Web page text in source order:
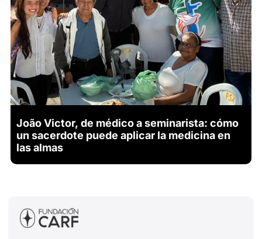
João Victor, de médico a seminarista: cómo
un sacerdote puede aplicar la medicina en
las almas